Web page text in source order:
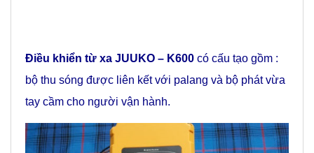
Điều khiển từ xa JUUKO – K600 có cấu tạo gồm :
bộ thu sóng được liên kết với palang và bộ phát vừa
tay cầm cho người vận hành.